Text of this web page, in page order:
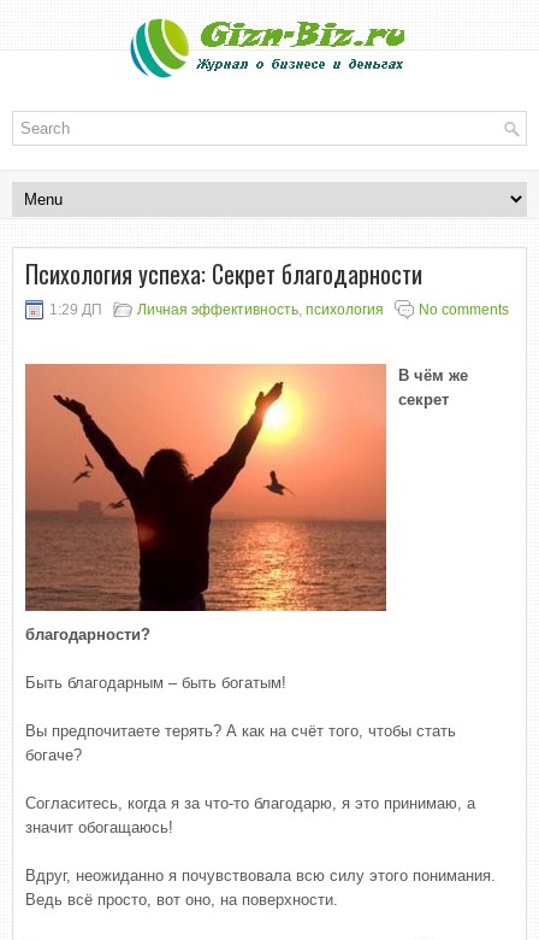
Психология успеха: Секрет благодарности
1:29 ДП Личная эффективность, психология No comments
В чём же
секрет
благодарности?
Быть благодарным – быть богатым!
Вы предпочитаете терять? А как на счёт того, чтобы стать
богаче?
Согласитесь, когда я за что-то благодарю, я это принимаю, а
значит обогащаюсь!
Вдруг, неожиданно я почувствовала всю силу этого понимания.
Ведь всё просто, вот оно, на поверхности.